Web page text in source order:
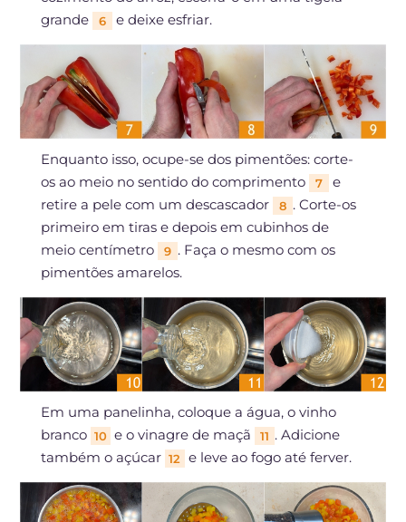
grande
6 e deixe esfriar.
Enquanto isso, ocupe-se dos pimentões: corte-
os ao meio no sentido do comprimento
7
e
retire a pele com um descascador
8 . Corte-os
primeiro em tiras e depois em cubinhos de
meio centímetro
9 . Faça o mesmo com os
pimentões amarelos.
Em uma panelinha, coloque a água, o vinho
branco 10 e o vinagre de maçã 11 . Adicione
também o açúcar 12 e leve ao fogo até ferver.